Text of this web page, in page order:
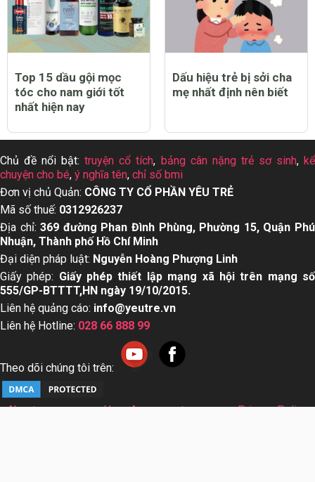
Top 15 dầu gội mọc
tóc cho nam giới tốt
nhất hiện nay
Dấu hiệu trẻ bị sởi cha
mẹ nhất định nên biết
Chủ đề nổi bật:truyện cổ tích, bảng cân nặng trẻ sơ sinh,kể
chuyện cho bé, ý nghĩa tên, chỉ số bmi
Đơn vị chủ Quản: CÔNG TY CỔ PHẦN YÊU TRẺ
Mã số thuế: 0312926237
Địa chỉ:369 đường Phan Đình Phùng, Phường 15, Quận Phú
Nhuận, Thành phố Hồ Chí Minh
Đại diện pháp luật: Nguyễn Hoàng Phượng Linh
Giấy phép: Giấy phép thiết lập mạng xã hội trên mạng số
555/GP-BTTTT,HN ngày 19/10/2015.
Liên hệ quảng cáo: info@yeutre.vn
Liên hệ Hotline: 028 66 888 99
Theo dõi chúng tôi trên:
About us User Agreement
Privacy Policy